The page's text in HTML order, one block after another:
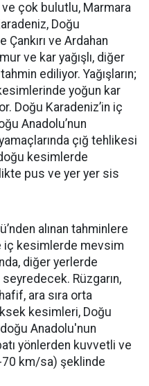
çok bulutlu, Marmara
Doğu
ve Ardahan
ve kar yağışlı, diğer
ediliyor. Yağışların;
yoğun kar
Doğu Karadeniz’in iç
Anadolu’nun
çığ tehlikesi
kesimlerde
pus ve yer yer sis
alınan tahminlere
iç kesimlerde mevsim
diğer yerlerde
Rüzgarın,
ara sıra orta
kesimleri, Doğu
Anadolu'nun
yönlerden kuvvetli ve
70 km/sa) şeklinde